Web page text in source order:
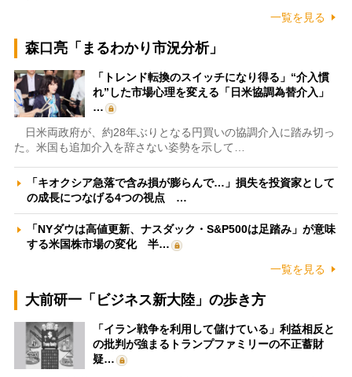
一覧を見る
森口亮「まるわかり市況分析」
「トレンド転換のスイッチになり得る」“介入慣
れ”した市場心理を変える「日米協調為替介入」
…
日米両政府が、約28年ぶりとなる円買いの協調介入に踏み切っ
た。米国も追加介入を辞さない姿勢を示して…
「キオクシア急落で含み損が膨らんで…」損失を投資家として
の成長につなげる4つの視点 …
「NYダウは高値更新、ナスダック・S&P500は足踏み」が意味
する米国株市場の変化 半…
一覧を見る
大前研一「ビジネス新大陸」の歩き方
「イラン戦争を利用して儲けている」利益相反と
の批判が強まるトランプファミリーの不正蓄財
疑…